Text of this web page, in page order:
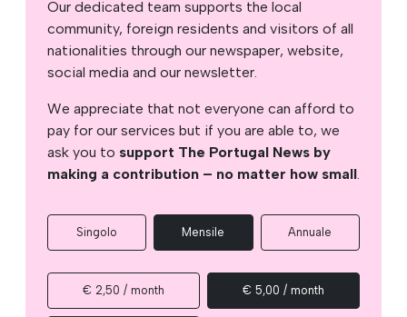
Our dedicated team supports the local
community, foreign residents and visitors of all
nationalities through our newspaper, website,
social media and our newsletter.
We appreciate that not everyone can afford to
pay for our services but if you are able to, we
ask you to support The Portugal News by
making a contribution – no matter how small.
Singolo Mensile Annuale
€ 2,50 / month € 5,00 / month